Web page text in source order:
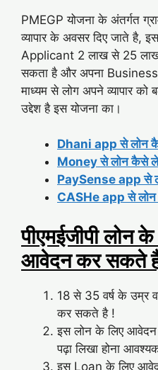
PMEGP योजना के अंतर्गत
व्यापार के अवसर दिए जाते है,
Applicant 2 लाख से 25
सकता है और अपना
माध्यम से लोग अपने व्यापार
उद्देश है इस योजना का।
Dhani app से लोन
Money से लोन कैसे
PaySense app से
CASHe app से लोन
पीएमईजीपी लोन
आवेदन कर सकते
18 से 35 वर्ष के उम्र
कर सकते है !
इस लोन के लिए आवेदन
पढ़ा लिखा होना
इस Loan के लिए